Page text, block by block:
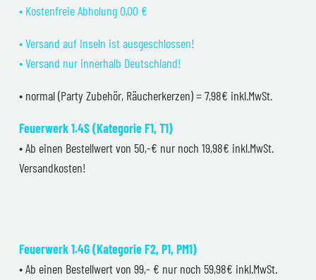
• Kostenfreie Abholung 0,00 €
• Versand auf Inseln ist ausgeschlossen!
• Versand nur innerhalb Deutschland!
• normal (Party Zubehör, Räucherkerzen) = 7,98€ inkl.MwSt.
Feuerwerk 1.4S (Kategorie F1, T1)
• Ab einen Bestellwert von 50,-€ nur noch 19,98€ inkl.MwSt.
Versandkosten!
Feuerwerk 1.4G (Kategorie F2, P1, PM1)
• Ab einen Bestellwert von 99,- € nur noch 59,98€ inkl.MwSt.